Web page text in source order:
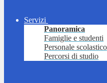
Servizi
Panoramica
Famiglie e studenti
Personale scolastico
Percorsi di studio